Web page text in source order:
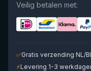
Veilig betalen met:
✅Gratis verzending NL/
⚡Levering 1-3